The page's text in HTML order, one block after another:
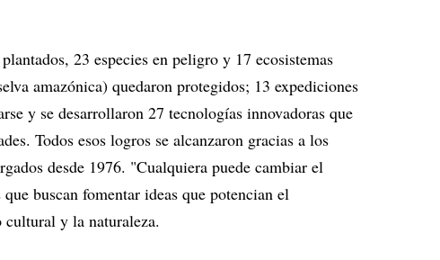
23 especies en peligro y 17 ecosistemas
amazónica) quedaron protegidos; 13 expediciones
y se desarrollaron 27 tecnologías innovadoras que
Todos esos logros se alcanzaron gracias a los
desde 1976. "Cualquiera puede cambiar el
buscan fomentar ideas que potencian el
y la naturaleza.